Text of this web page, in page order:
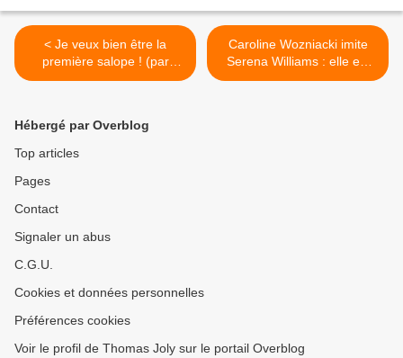
< Je veux bien être la
première salope ! (par
Gabrielle Cluzel)
Caroline Wozniacki imite
Serena Williams : elle est
accusée de racisme… >
Hébergé par Overblog
Top articles
Pages
Contact
Signaler un abus
C.G.U.
Cookies et données personnelles
Préférences cookies
Voir le profil de Thomas Joly sur le portail Overblog